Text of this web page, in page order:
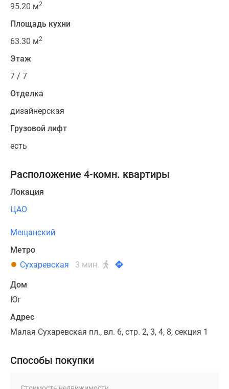
95.20 м2
Площадь кухни
63.30 м2
Этаж
7 / 7
Отделка
дизайнерская
Грузовой лифт
есть
Расположение 4-комн. квартиры
Локация
ЦАО
Мещанский
Метро
Сухаревская
3 мин.
Дом
Юг
Адрес
Малая Сухаревская пл., вл. 6, стр. 2, 3, 4, 8, секция 1
Способы покупки